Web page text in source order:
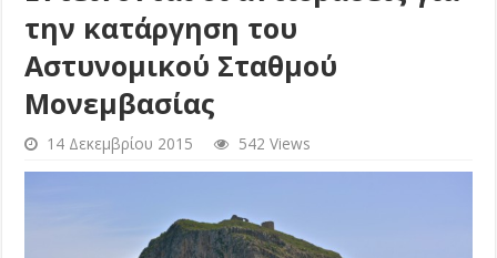
την κατάργηση του
Αστυνομικού Σταθμού
Μονεμβασίας
14 Δεκεμβρίου 2015 542 Views